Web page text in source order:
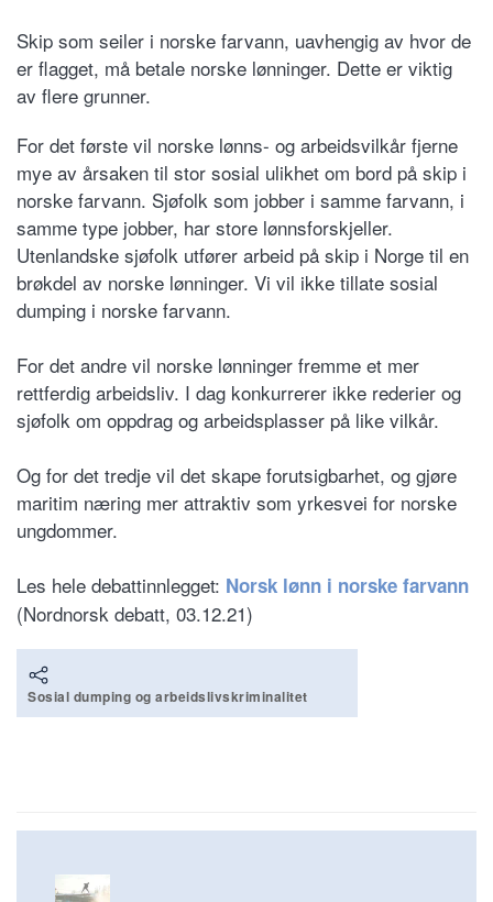
Skip som seiler i norske farvann, uavhengig av hvor de
er flagget, må betale norske lønninger. Dette er viktig
av flere grunner.
For det første vil norske lønns- og arbeidsvilkår fjerne
mye av årsaken til stor sosial ulikhet om bord på skip i
norske farvann. Sjøfolk som jobber i samme farvann, i
samme type jobber, har store lønnsforskjeller.
Utenlandske sjøfolk utfører arbeid på skip i Norge til en
brøkdel av norske lønninger. Vi vil ikke tillate sosial
dumping i norske farvann.
For det andre vil norske lønninger fremme et mer
rettferdig arbeidsliv. I dag konkurrerer ikke rederier og
sjøfolk om oppdrag og arbeidsplasser på like vilkår.
Og for det tredje vil det skape forutsigbarhet, og gjøre
maritim næring mer attraktiv som yrkesvei for norske
ungdommer.
Les hele debattinnlegget: Norsk lønn i norske farvann
(Nordnorsk debatt, 03.12.21)
Sosial dumping og arbeidslivskriminalitet